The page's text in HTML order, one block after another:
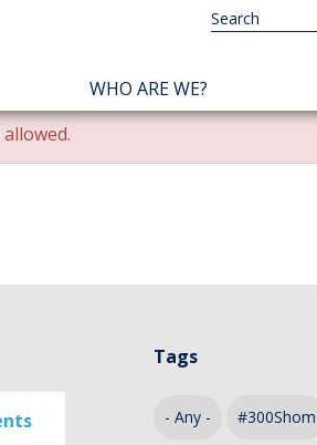
NAVIGATION
PRINCIPALE
WHO ARE WE?
Tags
- Any - #300Shom